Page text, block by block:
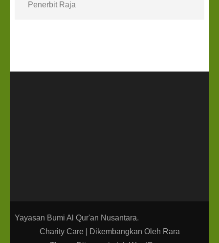
Penerbit Raja
Yayasan Bumi Al Qur'an Nusantara.
Charity Care | Dikembangkan Oleh Rara